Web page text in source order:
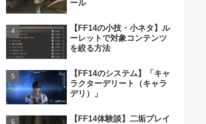
ール
【FF14の小技・小ネタ】ル
ーレットで対象コンテンツ
を絞る方法
【FF14のシステム】「キャ
ラクターデリート（キャラ
デリ）」
【FF14体験談】二垢プレイ